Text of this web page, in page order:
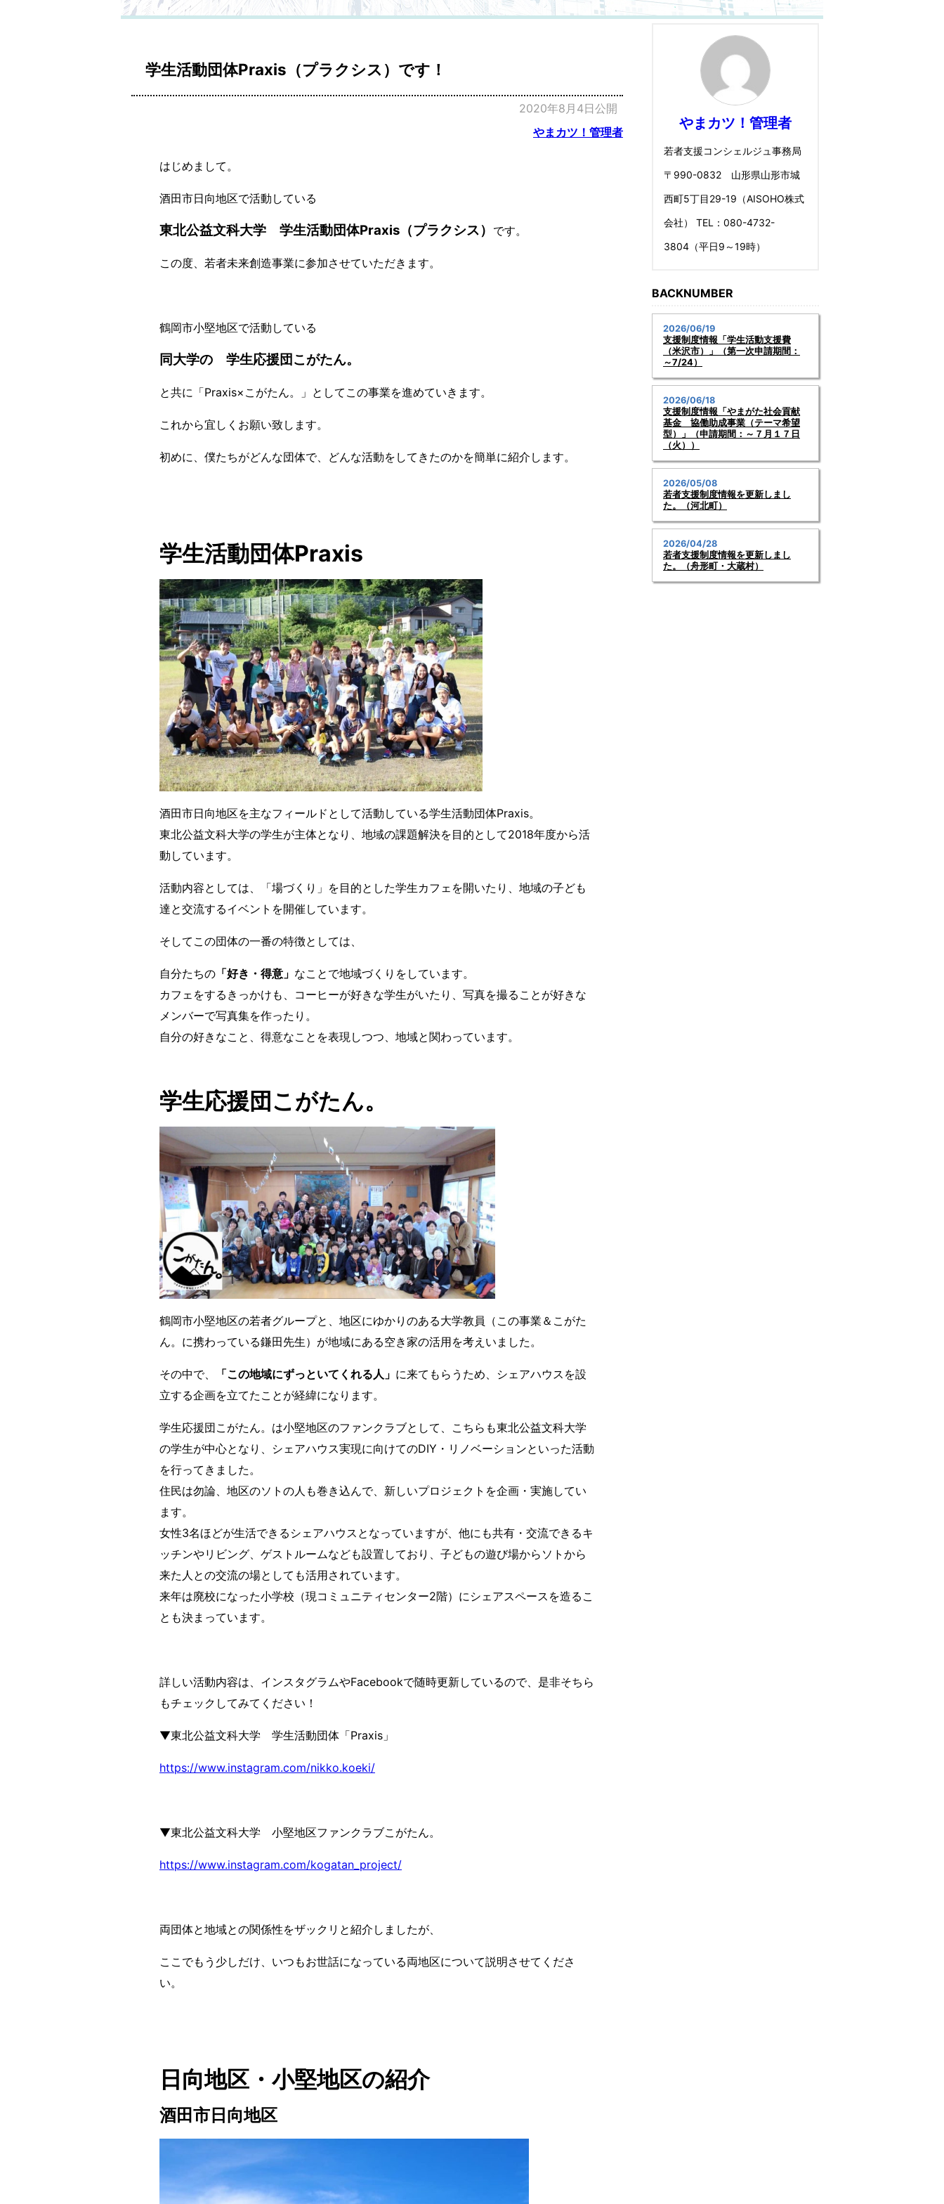
学生活動団体Praxis（プラクシス）です！
2020年8月4日公開
やまカツ！管理者
はじめまして。
酒田市日向地区で活動している
東北公益文科大学 学生活動団体Praxis（プラクシス） です。
この度、若者未来創造事業に参加させていただきます。
鶴岡市小堅地区で活動している
同大学の 学生応援団こがたん。
と共に「Praxis×こがたん。」としてこの事業を進めていきます。
これから宜しくお願い致します。
初めに、僕たちがどんな団体で、どんな活動をしてきたのかを簡単に紹介します。
学生活動団体Praxis
酒田市日向地区を主なフィールドとして活動している学生活動団体Praxis。
東北公益文科大学の学生が主体となり、地域の課題解決を目的として2018年度から活
動しています。
活動内容としては、「場づくり」を目的とした学生カフェを開いたり、地域の子ども
達と交流するイベントを開催しています。
そしてこの団体の一番の特徴としては、
自分たちの 「好き・得意」 なことで地域づくりをしています。
カフェをするきっかけも、コーヒーが好きな学生がいたり、写真を撮ることが好きな
メンバーで写真集を作ったり。
自分の好きなこと、得意なことを表現しつつ、地域と関わっています。
学生応援団こがたん。
鶴岡市小堅地区の若者グループと、地区にゆかりのある大学教員（この事業＆こがた
ん。に携わっている鎌田先生）が地域にある空き家の活用を考えいました。
その中で、 「この地域にずっといてくれる人」 に来てもらうため、シェアハウスを設
立する企画を立てたことが経緯になります。
学生応援団こがたん。は小堅地区のファンクラブとして、こちらも東北公益文科大学
の学生が中心となり、シェアハウス実現に向けてのDIY・リノベーションといった活動
を行ってきました。
住民は勿論、地区のソトの人も巻き込んで、新しいプロジェクトを企画・実施してい
ます。
女性3名ほどが生活できるシェアハウスとなっていますが、他にも共有・交流できるキ
ッチンやリビング、ゲストルームなども設置しており、子どもの遊び場からソトから
来た人との交流の場としても活用されています。
来年は廃校になった小学校（現コミュニティセンター2階）にシェアスペースを造るこ
とも決まっています。
詳しい活動内容は、インスタグラムやFacebookで随時更新しているので、是非そちら
もチェックしてみてください！
▼東北公益文科大学 学生活動団体「Praxis」
https://www.instagram.com/nikko.koeki/
▼東北公益文科大学 小堅地区ファンクラブこがたん。
https://www.instagram.com/kogatan_project/
両団体と地域との関係性をザックリと紹介しましたが、
ここでもう少しだけ、いつもお世話になっている両地区について説明させてくださ
い。
日向地区・小堅地区の紹介
酒田市日向地区
やまカツ！管理者
若者支援コンシェルジュ事務局
〒990-0832 山形県山形市城
西町5丁目29-19（AISOHO株式
会社） TEL：080-4732-
3804（平日9～19時）
BACKNUMBER
2026/06/19
支援制度情報「学生活動支援費
（米沢市）」（第一次申請期間：
～7/24）
2026/06/18
支援制度情報「やまがた社会貢献
基金 協働助成事業（テーマ希望
型）」（申請期間：～７月１７日
（火））
2026/05/08
若者支援制度情報を更新しまし
た。（河北町）
2026/04/28
若者支援制度情報を更新しまし
た。（舟形町・大蔵村）